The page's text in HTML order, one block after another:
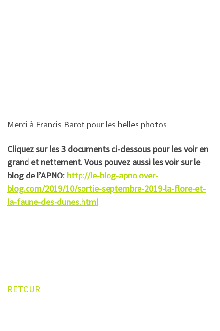
Merci à Francis Barot pour les belles photos
Cliquez sur les 3 documents ci-dessous pour les voir en
grand et nettement. Vous pouvez aussi les voir sur le
blog de l’APNO: http://le-blog-apno.over-
blog.com/2019/10/sortie-septembre-2019-la-flore-et-
la-faune-des-dunes.html
RETOUR